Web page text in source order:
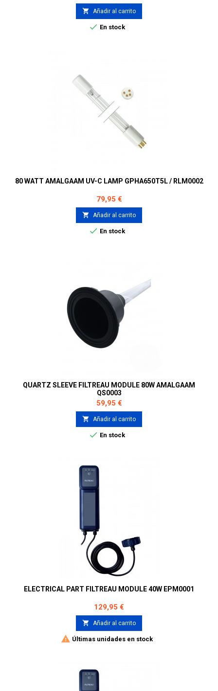
 Añadir al carrito
 En stock
80 WATT AMALGAAM UV-C LAMP GPHA650T5L / RLM0002
Precio
79,95 €
 Añadir al carrito
 En stock
QUARTZ SLEEVE FILTREAU MODULE 80W AMALGAAM
QS0003
Precio
59,95 €
 Añadir al carrito
 En stock
ELECTRICAL PART FILTREAU MODULE 40W EPM0001
Precio
129,95 €
 Añadir al carrito
 Últimas unidades en stock